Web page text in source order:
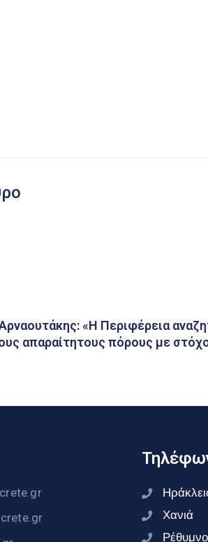
«Η Περιφέρεια
απαραίτητους πόρους με